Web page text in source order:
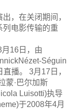
，在关闭期间，
电影传输的重
16日，由
Séguin
播。 3月17日，
蒙·巴尔加斯
Luisotti)执导
于2008年4月